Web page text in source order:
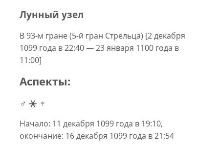
Лунный узел
В 93-м гране (5-й гран Стрельца) [2 декабря
1099 года в 22:40 — 23 января 1100 года в
11:00]
Аспекты:
♂ ⚹ ♆
Начало: 11 декабря 1099 года в 19:10,
окончание: 16 декабря 1099 года в 21:54